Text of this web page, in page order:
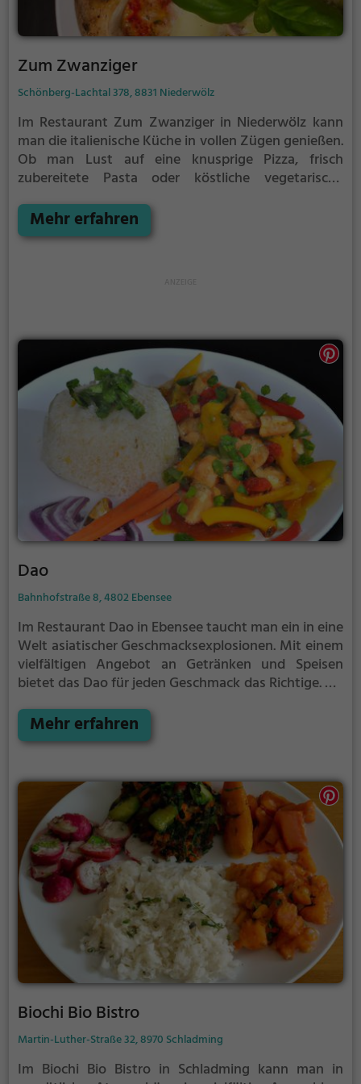
Zum Zwanziger
Schönberg-Lachtal 378, 8831 Niederwölz
Im Restaurant Zum Zwanziger in Niederwölz kann
man die italienische Küche in vollen Zügen genießen.
Ob man Lust auf eine knusprige Pizza, frisch
zubereitete Pasta oder köstliche vegetarische
gemütliche Ambiente lädt dazu ein, sich mit
Freunden oder der Familie zu treffen und in
Mehr erfahren
Dao
Bahnhofstraße 8, 4802 Ebensee
Im Restaurant Dao in Ebensee taucht man ein in eine
Welt asiatischer Geschmacksexplosionen. Mit einem
vielfältigen Angebot an Getränken und Speisen
bietet das Dao für jeden Geschmack das Richtige. Ob
wird jeder fündig. Die entspannte Atmosphäre, das
stilvolle Ambiente und die einzigartigen Aromen
Erlebnis der besonderen Art.
Mehr erfahren
Biochi Bio Bistro
Martin-Luther-Straße 32, 8970 Schladming
Im Biochi Bio Bistro in Schladming kann man in